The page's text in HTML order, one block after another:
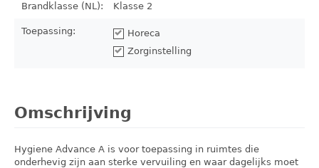
Brandklasse (NL): Klasse 2
Toepassing:
Horeca
Zorginstelling
Omschrijving
Hygiene Advance A is voor toepassing in ruimtes die
onderhevig zijn aan sterke vervuiling en waar dagelijks moet